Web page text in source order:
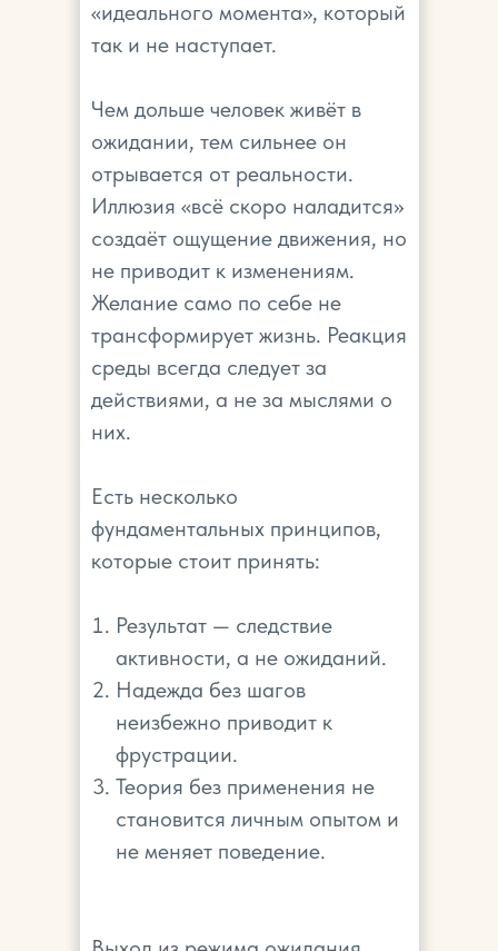
«идеального момента», который
так и не наступает.
Чем дольше человек живёт в
ожидании, тем сильнее он
отрывается от реальности.
Иллюзия «всё скоро наладится»
создаёт ощущение движения, но
не приводит к изменениям.
Желание само по себе не
трансформирует жизнь. Реакция
среды всегда следует за
действиями, а не за мыслями о
них.
Есть несколько
фундаментальных принципов,
которые стоит принять:
Результат — следствие
активности, а не ожиданий.
Надежда без шагов
неизбежно приводит к
фрустрации.
Теория без применения не
становится личным опытом и
не меняет поведение.